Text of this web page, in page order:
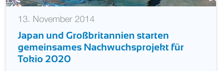
13. November 2014
Japan und Großbritannien starten
gemeinsames Nachwuchsprojekt für
Tokio 2020